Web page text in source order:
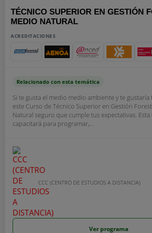
TÉCNICO SUPERIOR EN GESTIÓN
MEDIO NATURAL
ACREDITACIONES
Relacionado con esta temática
Si te gusta el medio medio ambiente y te
este Curso de Técnico Superior en Gestión
Natural seguro que cumple tus expectativas.
capacitará para programar,...
CCC (CENTRO DE ESTUDIOS A DISTANCIA)
Ver programa